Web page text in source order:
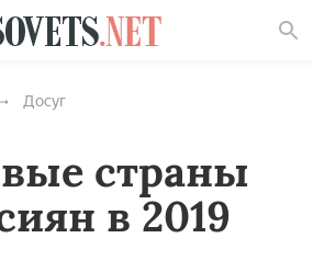
Досуг
страны
в 2019